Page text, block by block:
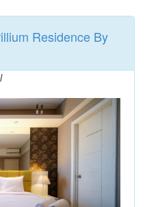
Residence By